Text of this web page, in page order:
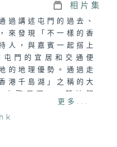
相片集
過講述屯門的過去、
來發現「不一樣的香
人，與嘉賓一起搭上
門的宜居和交通便
的地理優勢。通過走
港千島湖」之稱的大
字的由來，以及過去
而三聖邨，黃金海岸
更多...